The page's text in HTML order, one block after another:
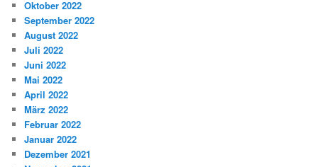
Oktober 2022
September 2022
August 2022
Juli 2022
Juni 2022
Mai 2022
April 2022
März 2022
Februar 2022
Januar 2022
Dezember 2021